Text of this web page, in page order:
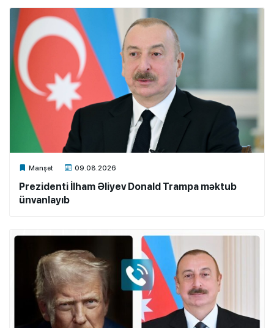
Manşet 09.08.2026
Xalq.Online
Prezidenti İlham Əliyev Donald Trampa məktub
ünvanlayıb